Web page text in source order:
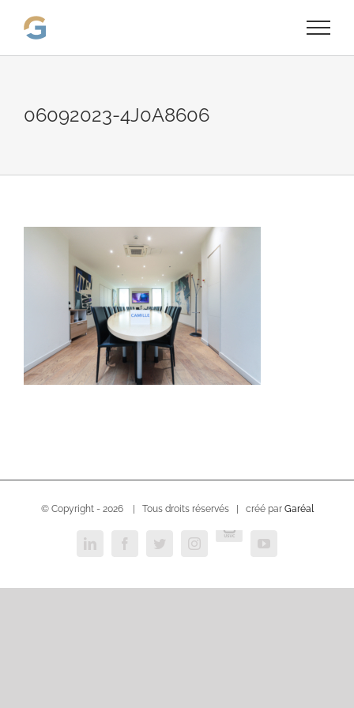
06092023-4J0A8606
© Copyright - 2026 | Tous droits réservés | créé par Garéal
LinkedInFacebookTwitterInstagram
USVC
YouTube